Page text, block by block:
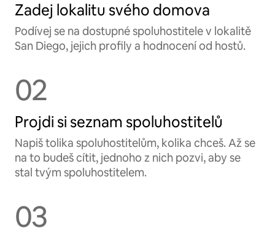
Zadej lokalitu svého domova
Podívej se na dostupné spoluhostitele v lokalitě
San Diego, jejich profily a hodnocení od hostů.
02
Projdi si seznam spoluhostitelů
Napiš tolika spoluhostitelům, kolika chceš. Až se
na to budeš cítit, jednoho z nich pozvi, aby se
stal tvým spoluhostitelem.
03